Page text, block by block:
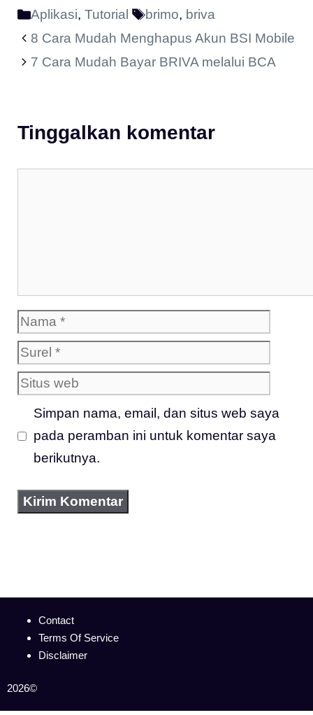
Kategori
Aplikasi, Tutorial Tag
brimo, briva
8 Cara Mudah Menghapus Akun BSI Mobile
7 Cara Mudah Bayar BRIVA melalui BCA
Tinggalkan komentar
Nama
Surel
Situs
Simpan nama, email, dan situs web saya
pada peramban ini untuk komentar saya
berikutnya.
Contact
Terms Of Service
Disclaimer
2026©